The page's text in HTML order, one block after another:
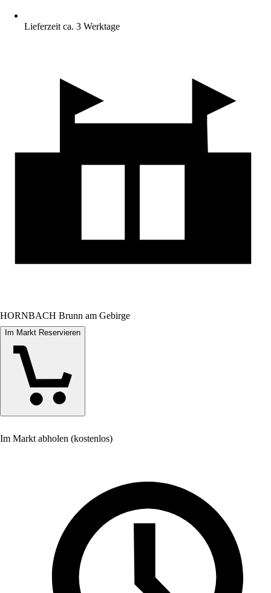
Lieferzeit ca. 3 Werktage
HORNBACH Brunn am Gebirge
Im Markt Reservieren
Im Markt abholen (kostenlos)